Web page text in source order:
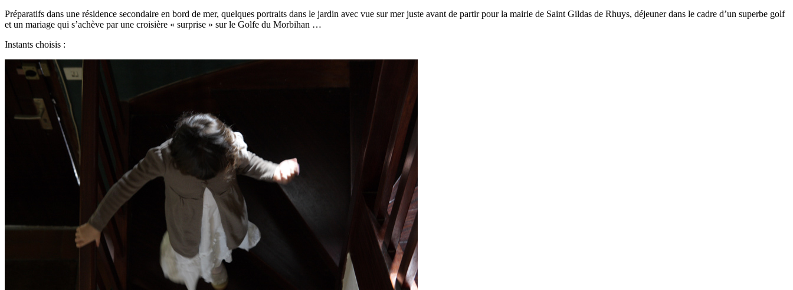
Préparatifs dans une résidence secondaire en bord de mer, quelques portraits dans le jardin avec vue sur mer juste avant de partir pour la mairie de Saint Gildas de Rhuys, déjeuner dans le cadre d’un superbe golf
et un mariage qui s’achève par une croisière « surprise » sur le Golfe du Morbihan …
Instants choisis :